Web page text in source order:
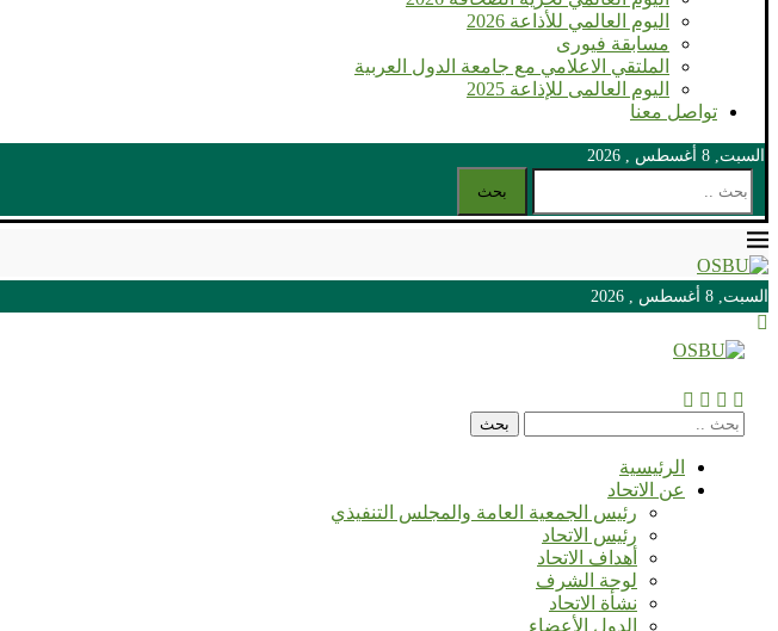
اليوم العالمي للأذاعة 2026
مسابقة فيورى
الملتقي الاعلامي مع جامعة الدول العربية
اليوم العالمى للإذاعة 2025
تواصل معنا
السبت, 8 أغسطس , 2026
بحث
السبت, 8 أغسطس , 2026
بحث
الرئيسية
عن الاتحاد
رئيس الجمعية العامة والمجلس التنفيذي
رئيس الاتحاد
أهداف الاتحاد
لوحة الشرف
نشأة الاتحاد
الدول الأعضاء